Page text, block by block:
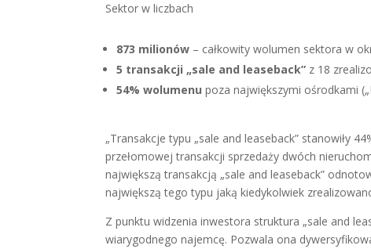
Sektor w liczbach
873 milionów – całkowity wolumen sektora w
5 transakcji „sale and leaseback” z 18
54% wolumenupoza największymi ośrodkami
„Transakcje typu „sale and leaseback” stanowiły
przełomowej transakcji sprzedaży dwóch
największą transakcją „sale and leaseback”
największą tego typu jaką kiedykolwiek
Z punktu widzenia inwestora struktura „sale and
wiarygodnego najemcę. Pozwala ona